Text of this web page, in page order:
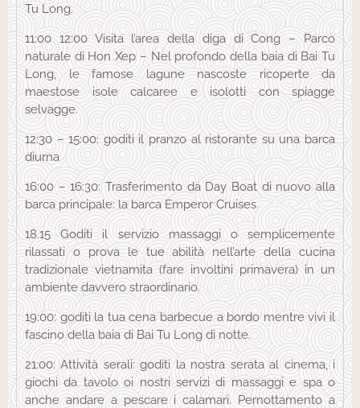
Tu Long.
11:00 12:00 Visita l’area della diga di Cong – Parco
naturale di Hon Xep – Nel profondo della baia di Bai Tu
Long, le famose lagune nascoste ricoperte da
maestose isole calcaree e isolotti con spiagge
selvagge.
12:30 – 15:00: goditi il ​​pranzo al ristorante su una barca
diurna
16:00 – 16:30: Trasferimento da Day Boat di nuovo alla
barca principale: la barca Emperor Cruises
18.15 Goditi il ​​servizio massaggi o semplicemente
rilassati o prova le tue abilità nell’arte della cucina
tradizionale vietnamita (fare involtini primavera) in un
ambiente davvero straordinario.
19:00: goditi la tua cena barbecue a bordo mentre vivi il
fascino della baia di Bai Tu Long di notte.
21:00: Attività serali: goditi la nostra serata al cinema, i
giochi da tavolo oi nostri servizi di massaggi e spa o
anche andare a pescare i calamari. Pernottamento a